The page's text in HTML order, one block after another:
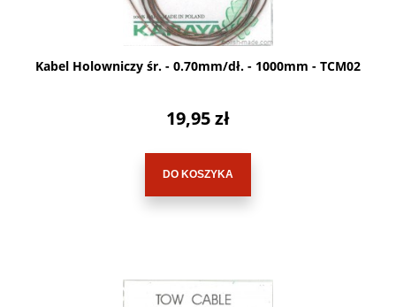
Kabel Holowniczy śr. - 0.70mm/dł. - 1000mm - TCM02
19,95 zł
DO KOSZYKA